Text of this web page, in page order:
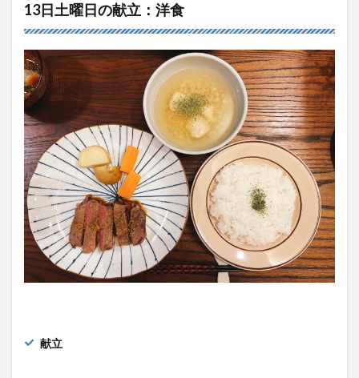
13日土曜日の献立：洋食
献立